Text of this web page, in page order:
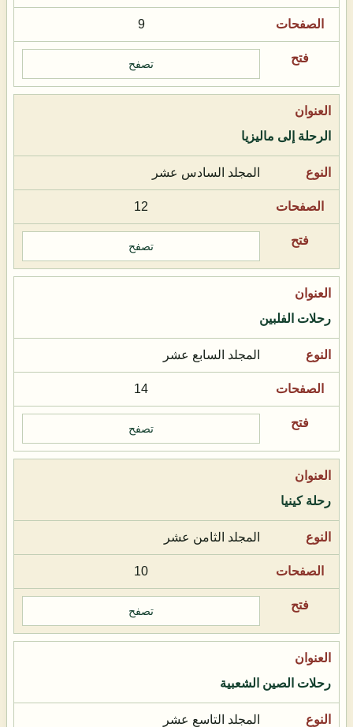
9
تصفح
الرحلة إلى ماليزيا
المجلد السادس عشر
12
تصفح
رحلات الفلبين
المجلد السابع عشر
14
تصفح
رحلة كينيا
المجلد الثامن عشر
10
تصفح
رحلات الصين الشعبية
المجلد التاسع عشر